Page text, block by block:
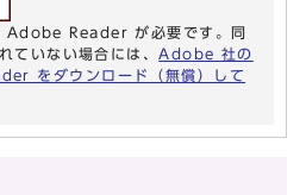
Adobe Reader が必要です。同
ていない場合には、 Adobe 社の
をダウンロード（無償）して